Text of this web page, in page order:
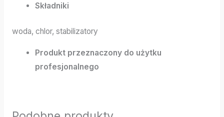
Składniki
woda, chlor, stabilizatory
Produkt przeznaczony do użytku
profesjonalnego